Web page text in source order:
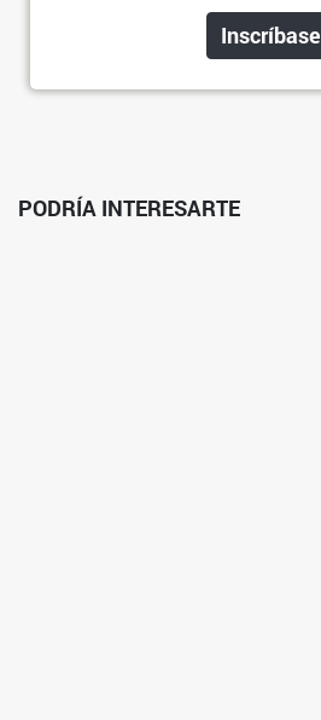
Inscríbase
PODRÍA INTERESARTE